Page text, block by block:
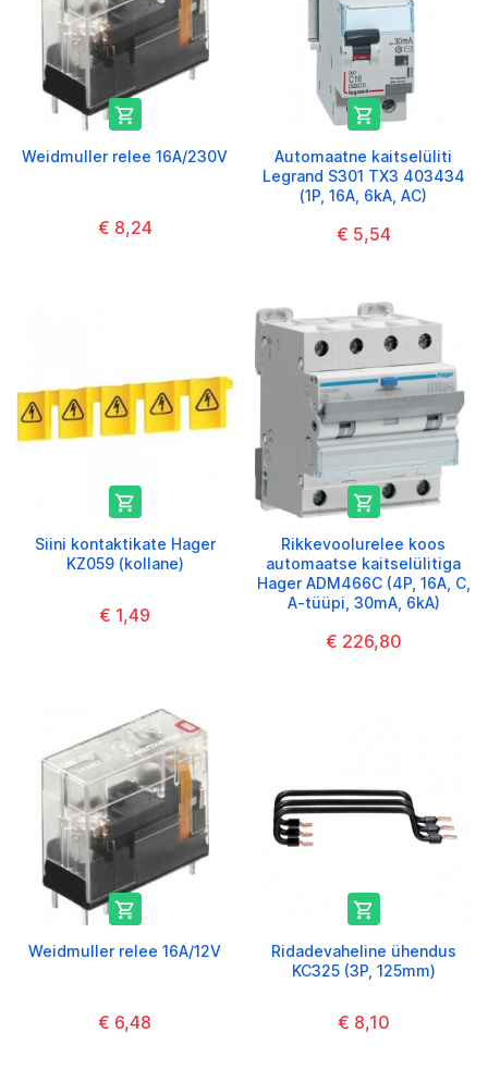

Weidmuller relee 16A/230V
€ 8,24

Automaatne kaitselüliti
Legrand S301 TX3 403434
(1P, 16A, 6kA, AC)
€ 5,54

Siini kontaktikate Hager
KZ059 (kollane)
€ 1,49

Rikkevoolurelee koos
automaatse kaitselülitiga
Hager ADM466C (4P, 16A, C,
A-tüüpi, 30mA, 6kA)
€ 226,80

Weidmuller relee 16A/12V
€ 6,48

Ridadevaheline ühendus
KC325 (3P, 125mm)
€ 8,10